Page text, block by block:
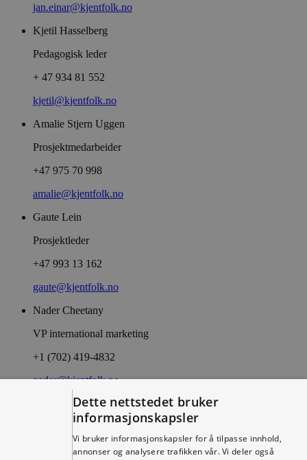
jan.einar@kjentfolk.no
Kjetil Hasselberg
Pedagogisk leder
+ 47 934 81 552
kjetil@kjentfolk.no
Amalie Stjern Uggen
Prosjektmedarbeider
+47 975 70 998
amalie@kjentfolk.no
Gaute Lein
Prosjektleder
+47 993 13 162
gaute@kjentfolk.no
Nader Cheetany
VP international marketing
+1 (702) 419-4832
nader@kjentfolk.no
Truls Nilsen
+47 988 10 078
Dette nettstedet bruker
informasjonskapsler
Vi bruker informasjonskapsler for å tilpasse innhold,
annonser og analysere trafikken vår. Vi deler også